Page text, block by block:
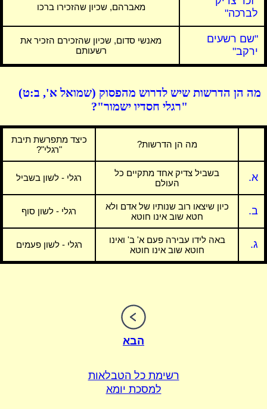
לברכה"
מאברהם, שכיון שהזכירו ברכו
"שם רשעים
ירקב"
מאנשי סדום, שכיון שהזכירם הזכיר את
רשעותם
מה הן הדרשות שיש לדרוש מהפסוק (שמואל א', ב:ט)
"רגלי חסדיו ישמור"?
מה הן הדרשות?
כיצד מתפרשת תיבת
"רגלי"?
א.
בשביל צדיק אחד מתקיים כל
העולם
רגלי - לשון בשביל
ב.
כיון שיצאו רוב שנותיו של אדם ולא
חטא שוב אינו חוטא
רגלי - לשון סוף
ג.
באה לידו עבירה פעם א' ב' ואינו
חוטא שוב אינו חוטא
רגלי - לשון פעמים
הבא
רשימת כל הטבלאות
למסכת יומא